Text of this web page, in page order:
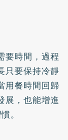
要時間，過程
只要保持冷靜
用餐時間回歸
展，也能增進
。